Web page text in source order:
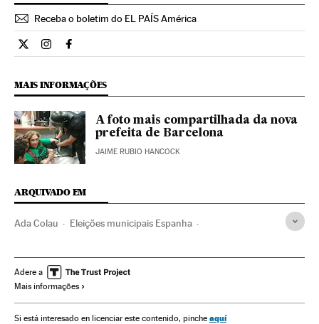
Receba o boletim do EL PAÍS América
Internacional El País Brasil en Twitter
Internacional El País Brasil en Instagram
Internacional El País Brasil en Facebook
MAIS INFORMAÇÕES
A foto mais compartilhada da nova
prefeita de Barcelona
JAIME RUBIO HANCOCK
ARQUIVADO EM
Ada Colau Eleições municipais Espanha
Jornada eleitoral Movimentos sociais
Espanha
Governo municipal Administração local
Adere a
Mais informações
Si está interesado en licenciar este contenido, pinche aquí